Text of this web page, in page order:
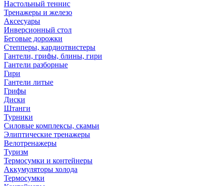
Настольный теннис
Тренажеры и железо
Аксесуары
Инверсионный стол
Беговые дорожки
Степперы, кардиотвистеры
Гантели, грифы, блины, гири
Гантели разборные
Гири
Гантели литые
Грифы
Диски
Штанги
Турники
Силовые комплексы, скамьи
Элиптические тренажеры
Велотренажеры
Туризм
Термосумки и контейнеры
Аккумуляторы холода
Термосумки